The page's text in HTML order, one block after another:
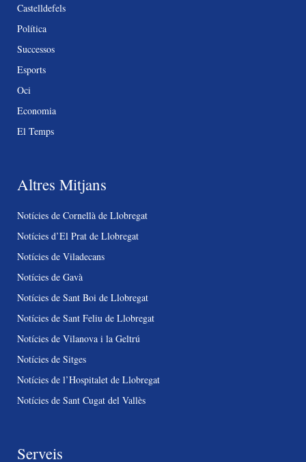
Castelldefels
Política
Successos
Esports
Oci
Economia
El Temps
Altres Mitjans
Notícies de Cornellà de Llobregat
Notícies d’El Prat de Llobregat
Notícies de Viladecans
Notícies de Gavà
Notícies de Sant Boi de Llobregat
Notícies de Sant Feliu de Llobregat
Notícies de Vilanova i la Geltrú
Notícies de Sitges
Notícies de l’Hospitalet de Llobregat
Notícies de Sant Cugat del Vallès
Serveis